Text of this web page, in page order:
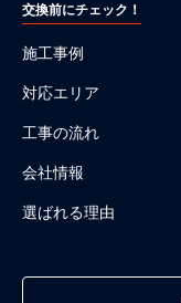
交換前にチェック！
施工事例
対応エリア
工事の流れ
会社情報
選ばれる理由